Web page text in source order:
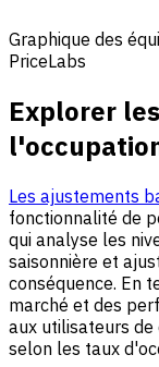
Graphique des
PriceLabs
Explorer
Les ajustements
fonctionnalité de
qui analyse les
saisonnière et
conséquence. En
marché et des
aux utilisateurs
selon les taux